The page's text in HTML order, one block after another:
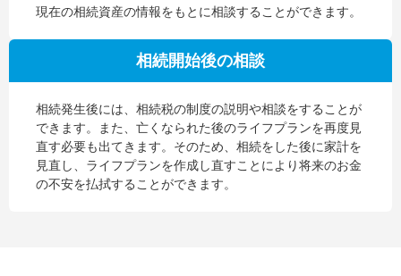
現在の相続資産の情報をもとに相談することができます。
相続開始後の相談
相続発生後には、相続税の制度の説明や相談をすることが
できます。また、亡くなられた後のライフプランを再度見
直す必要も出てきます。そのため、相続をした後に家計を
見直し、ライフプランを作成し直すことにより将来のお金
の不安を払拭することができます。